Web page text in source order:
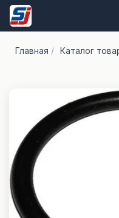
Главная / Каталог